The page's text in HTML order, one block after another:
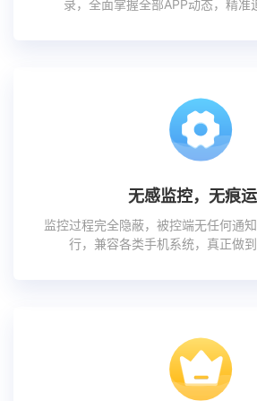
录，全面掌握全部APP动态，精准
无感监控，无痕
监控过程完全隐蔽，被控端无任何通
行，兼容各类手机系统，真正做到